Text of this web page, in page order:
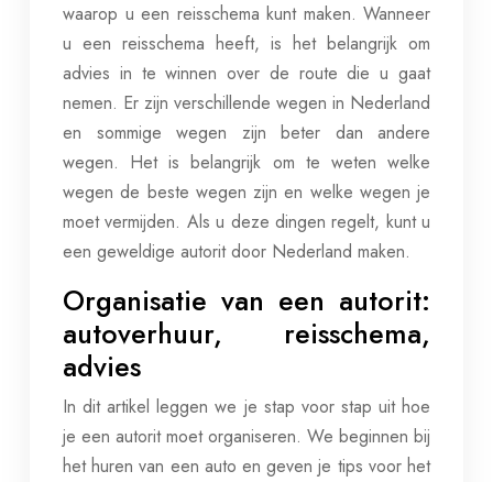
waarop u een reisschema kunt maken. Wanneer
u een reisschema heeft, is het belangrijk om
advies in te winnen over de route die u gaat
nemen. Er zijn verschillende wegen in Nederland
en sommige wegen zijn beter dan andere
wegen. Het is belangrijk om te weten welke
wegen de beste wegen zijn en welke wegen je
moet vermijden. Als u deze dingen regelt, kunt u
een geweldige autorit door Nederland maken.
Organisatie van een autorit:
autoverhuur, reisschema,
advies
In dit artikel leggen we je stap voor stap uit hoe
je een autorit moet organiseren. We beginnen bij
het huren van een auto en geven je tips voor het